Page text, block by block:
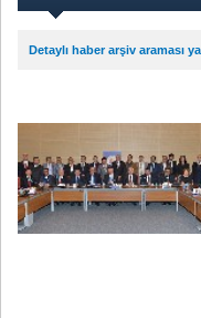
Detaylı haber arşiv araması